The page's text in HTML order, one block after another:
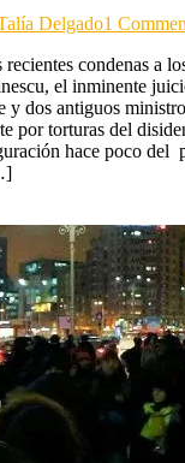
Delgado1
condenas a
el inminente
y dos antiguos
por torturas del
hace poco del